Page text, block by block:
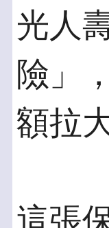
光人
險」
額拉
這張